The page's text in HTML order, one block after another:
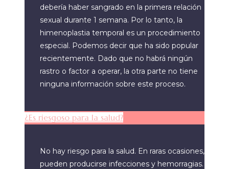
debería haber sangrado en la primera relación
sexual durante 1 semana. Por lo tanto, la
himenoplastia temporal es un procedimiento
especial. Podemos decir que ha sido popular
recientemente. Dado que no habrá ningún
rastro o factor a operar, la otra parte no tiene
ninguna información sobre este proceso.
¿Es riesgoso para la salud?
No hay riesgo para la salud. En raras ocasiones,
pueden producirse infecciones y hemorragias.